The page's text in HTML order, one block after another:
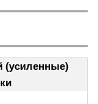
(усиленные)